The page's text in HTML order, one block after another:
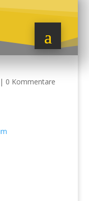
| 0 Kommentare